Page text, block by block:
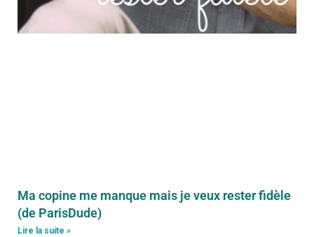
Ma copine me manque mais je veux rester fidèle
(de ParisDude)
Lire la suite »